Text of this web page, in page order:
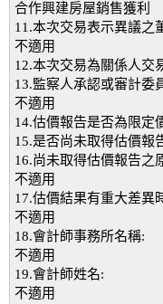
合作興建房屋銷售獲利
11.本次交易表示異議之
不適用
12.本次交易為關係人交
13.監察人承認或審計委
不適用
14.估價報告是否為限定
15.是否尚未取得估價報
16.尚未取得估價報告之
不適用
17.估價結果有重大差異
不適用
18.會計師事務所名稱:
不適用
19.會計師姓名:
不適用